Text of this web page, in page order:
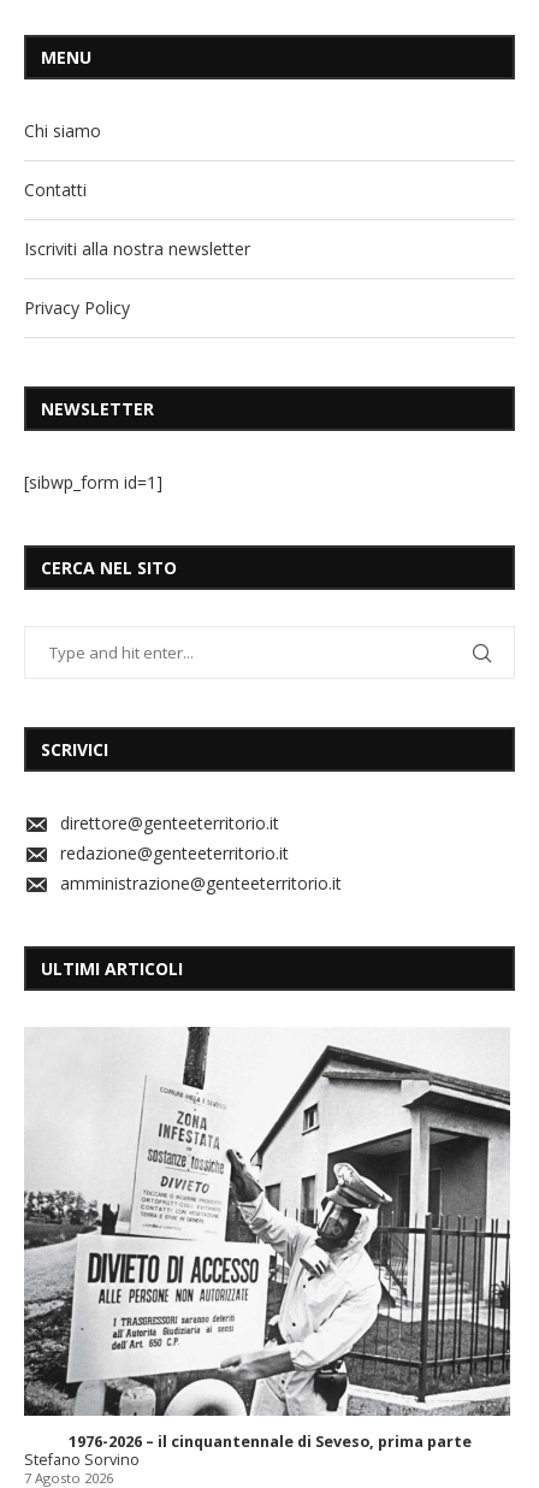
MENU
Chi siamo
Contatti
Iscriviti alla nostra newsletter
Privacy Policy
NEWSLETTER
[sibwp_form id=1]
CERCA NEL SITO
SCRIVICI
direttore@genteeterritorio.it
redazione@genteeterritorio.it
amministrazione@genteeterritorio.it
ULTIMI ARTICOLI
1976-2026 – il cinquantennale di Seveso, prima parte
Stefano Sorvino
7 Agosto 2026